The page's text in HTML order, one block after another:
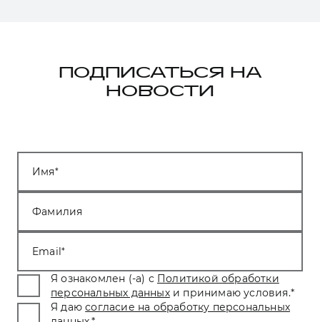
ПОДПИСАТЬСЯ НА
НОВОСТИ
Имя
Фамилия
Email
Я ознакомлен (-а) с Политикой обработки
персональных данных и принимаю условия.*
Я даю согласие на обработку персональных